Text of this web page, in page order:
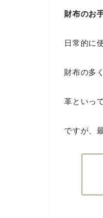
財布のお
日常的に
財布の多
革といっ
ですが、